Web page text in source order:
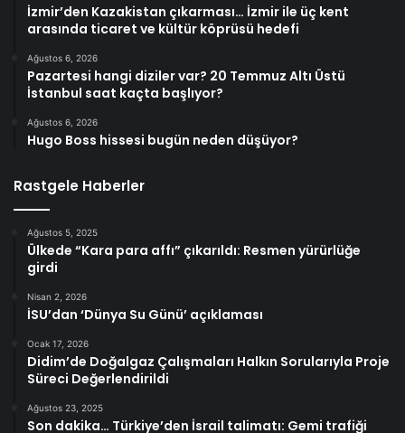
İzmir’den Kazakistan çıkarması… İzmir ile üç kent
arasında ticaret ve kültür köprüsü hedefi
Ağustos 6, 2026
Pazartesi hangi diziler var? 20 Temmuz Altı Üstü
İstanbul saat kaçta başlıyor?
Ağustos 6, 2026
Hugo Boss hissesi bugün neden düşüyor?
Rastgele Haberler
Ağustos 5, 2025
Ülkede “Kara para affı” çıkarıldı: Resmen yürürlüğe
girdi
Nisan 2, 2026
İSU’dan ‘Dünya Su Günü’ açıklaması
Ocak 17, 2026
Didim’de Doğalgaz Çalışmaları Halkın Sorularıyla Proje
Süreci Değerlendirildi
Ağustos 23, 2025
Son dakika… Türkiye’den İsrail talimatı: Gemi trafiği